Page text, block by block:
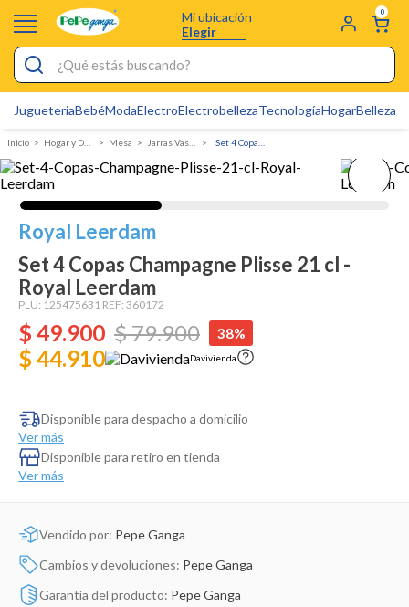
Mi ubicación
Elegir
0
¿Qué estás buscando?
JugueteriaBebéModaElectroElectrobellezaTecnologíaHogarBelleza
Hogar y Decoracion Mesa Jarras Vasos y Copas
Royal Leerdam
Set 4 Copas Champagne Plisse 21 cl -
Royal Leerdam
PLU: 125475631 REF: 360172
$ 49.900 $79.900 38%
$ 44.910 Davivienda
Disponible para despacho a domicilio
Ver más
Disponible para retiro en tienda
Ver más
Vendido por: Pepe Ganga
Cambios y devoluciones: Pepe Ganga
Garantía del producto: Pepe Ganga
Pijamas
Electro
Figuras Toy Story
Carters
Silla Mecedora Bebé
Cuna Colecho
Dinosaurio Juguete